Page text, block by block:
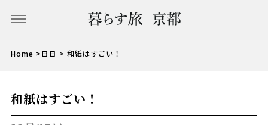
Home >日日 > 和紙はすごい！
和紙はすごい！